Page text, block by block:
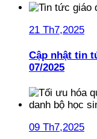
21 Th7,2025
Cập nhật tin
07/2025
09 Th7,2025